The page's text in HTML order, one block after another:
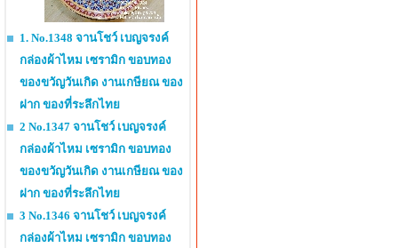
1. No.1348 จานโชว์ เบญจรงค์
กล่องผ้าไหม เซรามิก ขอบทอง
ของขวัญวันเกิด งานเกษียณ ของ
ฝาก ของที่ระลึกไทย
2 No.1347 จานโชว์ เบญจรงค์
กล่องผ้าไหม เซรามิก ขอบทอง
ของขวัญวันเกิด งานเกษียณ ของ
ฝาก ของที่ระลึกไทย
3 No.1346 จานโชว์ เบญจรงค์
กล่องผ้าไหม เซรามิก ขอบทอง